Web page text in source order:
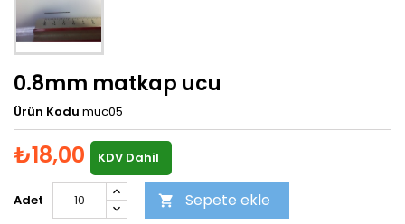
0.8mm matkap ucu
Ürün Kodu muc05
₺18,00 KDV Dahil
Adet  Sepete ekle